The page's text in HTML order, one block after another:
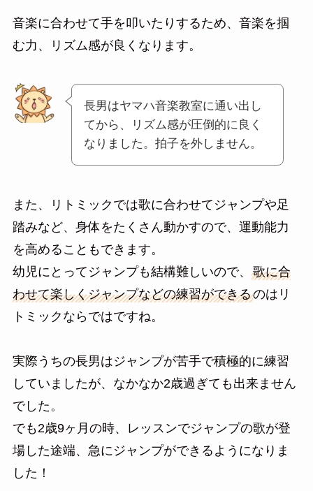
音楽に合わせて手を叩いたりするため、音楽を掴
む力、リズム感が良くなります。
長男はヤマハ音楽教室に通い出し
てから、リズム感が圧倒的に良く
なりました。拍子を外しません。
また、リトミックでは歌に合わせてジャンプや足
踏みなど、身体をたくさん動かすので、運動能力
を高めることもできます。
幼児にとってジャンプも結構難しいので、 歌に合
わせて楽しくジャンプなどの練習ができるのはリ
トミックならではですね。
実際うちの長男はジャンプが苦手で積極的に練習
していましたが、なかなか2歳過ぎても出来ません
でした。
でも2歳9ヶ月の時、レッスンでジャンプの歌が登
場した途端、急にジャンプができるようになりま
した！